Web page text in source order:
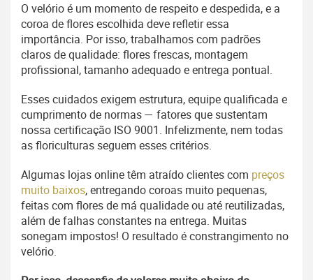
O velório é um momento de respeito e despedida, e a
coroa de flores escolhida deve refletir essa
importância. Por isso, trabalhamos com padrões
claros de qualidade: flores frescas, montagem
profissional, tamanho adequado e entrega pontual.
Esses cuidados exigem estrutura, equipe qualificada e
cumprimento de normas — fatores que sustentam
nossa certificação ISO 9001. Infelizmente, nem todas
as floriculturas seguem esses critérios.
Algumas lojas online têm atraído clientes com preços
muito baixos, entregando coroas muito pequenas,
feitas com flores de má qualidade ou até reutilizadas,
além de falhas constantes na entrega. Muitas
sonegam impostos! O resultado é constrangimento no
velório.